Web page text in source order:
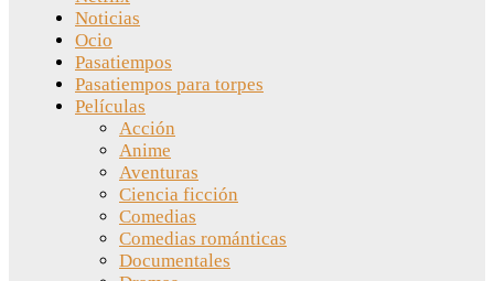
Noticias
Ocio
Pasatiempos
Pasatiempos para torpes
Películas
Acción
Anime
Aventuras
Ciencia ficción
Comedias
Comedias románticas
Documentales